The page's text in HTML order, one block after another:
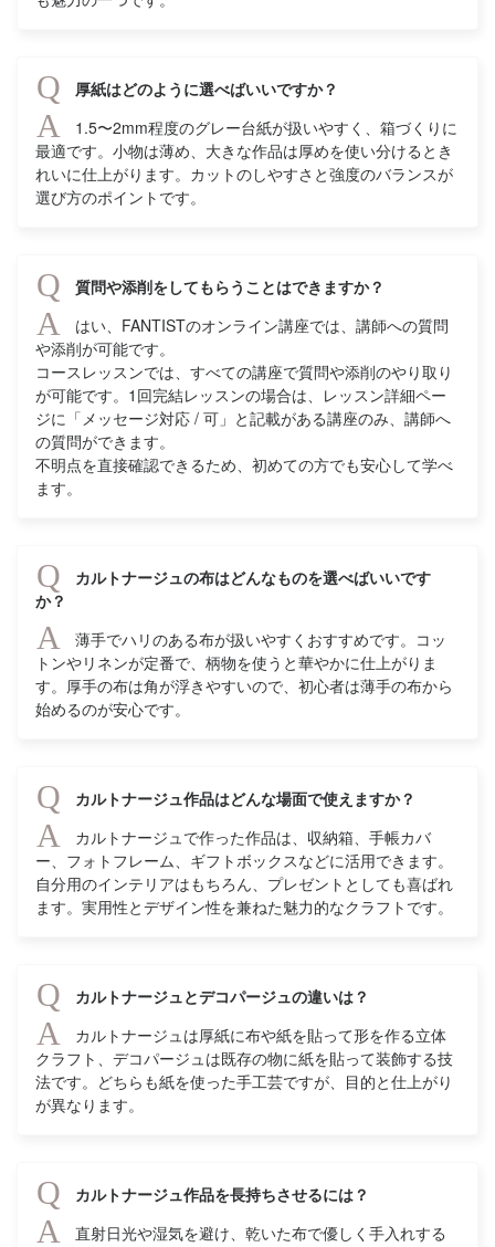
Q 厚紙はどのように選べばいいですか？
A
1.5〜2mm程度のグレー台紙が扱いやすく、箱づくりに
最適です。小物は薄め、大きな作品は厚めを使い分けるとき
れいに仕上がります。カットのしやすさと強度のバランスが
選び方のポイントです。
Q 質問や添削をしてもらうことはできますか？
A
はい、FANTISTのオンライン講座では、講師への質問
や添削が可能です。
コースレッスンでは、すべての講座で質問や添削のやり取り
が可能です。1回完結レッスンの場合は、レッスン詳細ペー
ジに「メッセージ対応 / 可」と記載がある講座のみ、講師へ
の質問ができます。
不明点を直接確認できるため、初めての方でも安心して学べ
ます。
Q
カルトナージュの布はどんなものを選べばいいです
か？
A
薄手でハリのある布が扱いやすくおすすめです。コッ
トンやリネンが定番で、柄物を使うと華やかに仕上がりま
す。厚手の布は角が浮きやすいので、初心者は薄手の布から
始めるのが安心です。
Q カルトナージュ作品はどんな場面で使えますか？
A
カルトナージュで作った作品は、収納箱、手帳カバ
ー、フォトフレーム、ギフトボックスなどに活用できます。
自分用のインテリアはもちろん、プレゼントとしても喜ばれ
ます。実用性とデザイン性を兼ねた魅力的なクラフトです。
Q カルトナージュとデコパージュの違いは？
A
カルトナージュは厚紙に布や紙を貼って形を作る立体
クラフト、デコパージュは既存の物に紙を貼って装飾する技
法です。どちらも紙を使った手工芸ですが、目的と仕上がり
が異なります。
Q カルトナージュ作品を長持ちさせるには？
A
直射日光や湿気を避け、乾いた布で優しく手入れする